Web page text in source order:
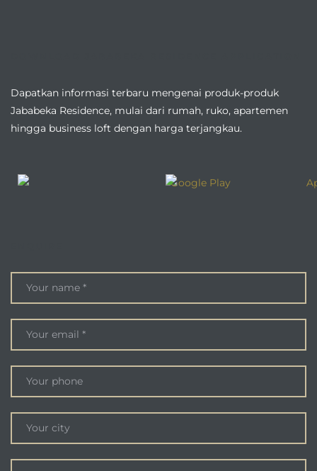
Dapatkan informasi terbaru mengenai produk-produk
Jababeka Residence, mulai dari rumah, ruko, apartemen
hingga business loft dengan harga terjangkau.